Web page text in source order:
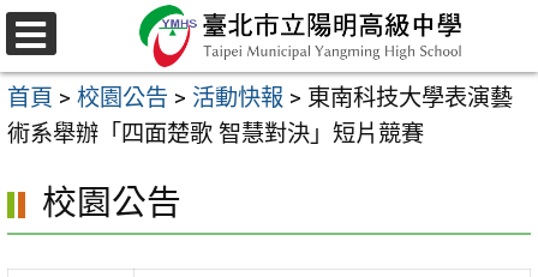
跳
至
主
要
容
區
選
單
首頁 > 校園公告 > 活動快報 > 東南科技大學表演藝
術系舉辦「四面楚歌 智慧對決」短片競賽
校園公告